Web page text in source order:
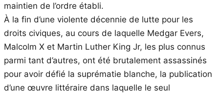
maintien de l’ordre établi.
À la fin d’une violente décennie de lutte pour les
droits civiques, au cours de laquelle Medgar Evers,
Malcolm X et Martin Luther King Jr, les plus connus
parmi tant d’autres, ont été brutalement assassinés
pour avoir défié la suprématie blanche, la publication
d’une œuvre littéraire dans laquelle le seul